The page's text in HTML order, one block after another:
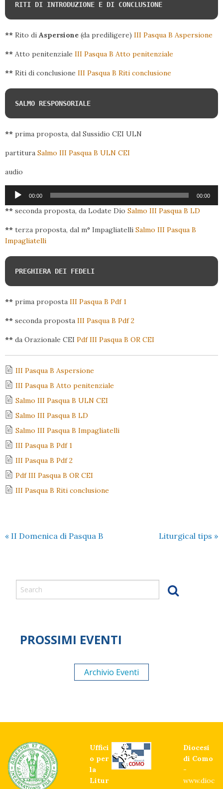
RITI DI INTRODUZIONE E DI CONCLUSIONE
** Rito di Aspersione (da prediligere) III Pasqua B Aspersione
** Atto penitenziale III Pasqua B Atto penitenziale
** Riti di conclusione III Pasqua B Riti conclusione
SALMO RESPONSORIALE
** prima proposta, dal Sussidio CEI ULN
partitura Salmo III Pasqua B ULN CEI
audio
Audio
Player
00:00 00:00
** seconda proposta, da Lodate Dio Salmo III Pasqua B LD
** terza proposta, dal m° Impagliatelli Salmo III Pasqua B
Impagliatelli
PREGHIERA DEI FEDELI
** prima proposta III Pasqua B Pdf 1
** seconda proposta III Pasqua B Pdf 2
** da Orazionale CEI Pdf III Pasqua B OR CEI
III Pasqua B Aspersione
III Pasqua B Atto penitenziale
Salmo III Pasqua B ULN CEI
Salmo III Pasqua B LD
Salmo III Pasqua B Impagliatelli
III Pasqua B Pdf 1
III Pasqua B Pdf 2
Pdf III Pasqua B OR CEI
III Pasqua B Riti conclusione
« II Domenica di Pasqua B Liturgical tips »
PROSSIMI EVENTI
Archivio Eventi
Uffici
o per
la
Litur
Diocesi
di Como
-
www.dioc